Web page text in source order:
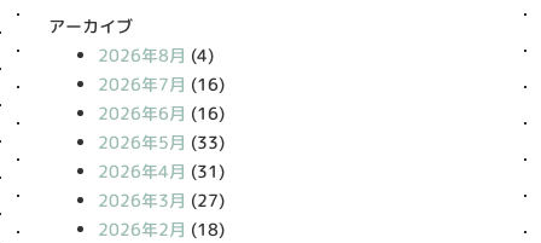
アーカイブ
2026年8月 (4)
2026年7月 (16)
2026年6月 (16)
2026年5月 (33)
2026年4月 (31)
2026年3月 (27)
2026年2月 (18)